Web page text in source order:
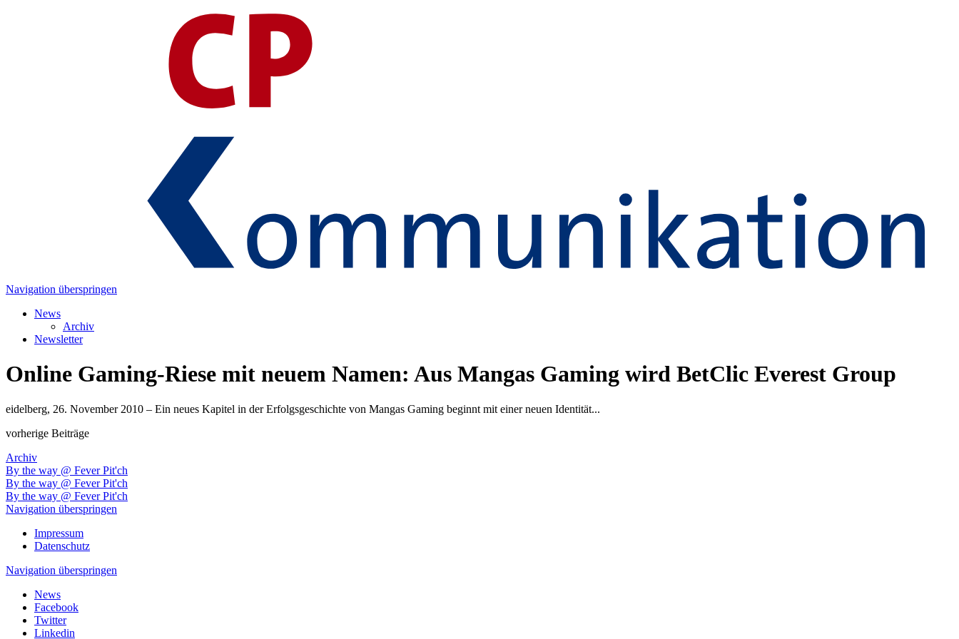
Navigation überspringen
News
Archiv
Newsletter
Online Gaming-Riese mit neuem Namen: Aus Mangas Gaming wird BetClic Everest Group
eidelberg, 26. November 2010 – Ein neues Kapitel in der Erfolgsgeschichte von Mangas Gaming beginnt mit einer neuen Identität...
vorherige Beiträge
Archiv
By the way @ Fever Pit'ch
By the way @ Fever Pit'ch
By the way @ Fever Pit'ch
Navigation überspringen
Impressum
Datenschutz
Navigation überspringen
News
Facebook
Twitter
Linkedin